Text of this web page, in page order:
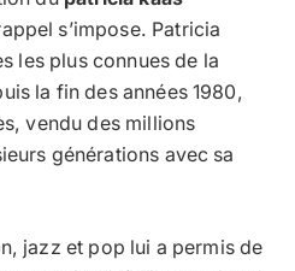
s’impose. Patricia
les plus connues de la
la fin des années 1980,
vendu des millions
générations avec sa
jazz et pop lui a permis de